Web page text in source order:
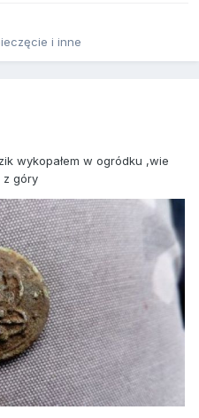
i inne
wykopałem w ogródku ,wie
z góry